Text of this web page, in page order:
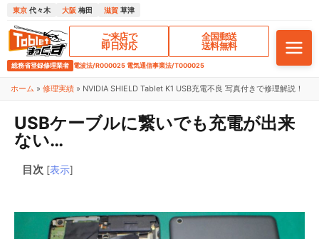
東京 代々木 大阪 梅田 滋賀 草津
ご来店で
即日対応
全国郵送
送料無料
総務省登録修理業者 電波法/R000025 電気通信事業法/T000025
ホーム » 修理実績 » NVIDIA SHIELD Tablet K1 USB充電不良 写真付きで修理解説！
USBケーブルに繋いでも充電が出来
ない…
目次 [表示]